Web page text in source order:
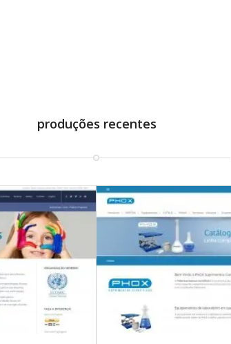
produções recentes